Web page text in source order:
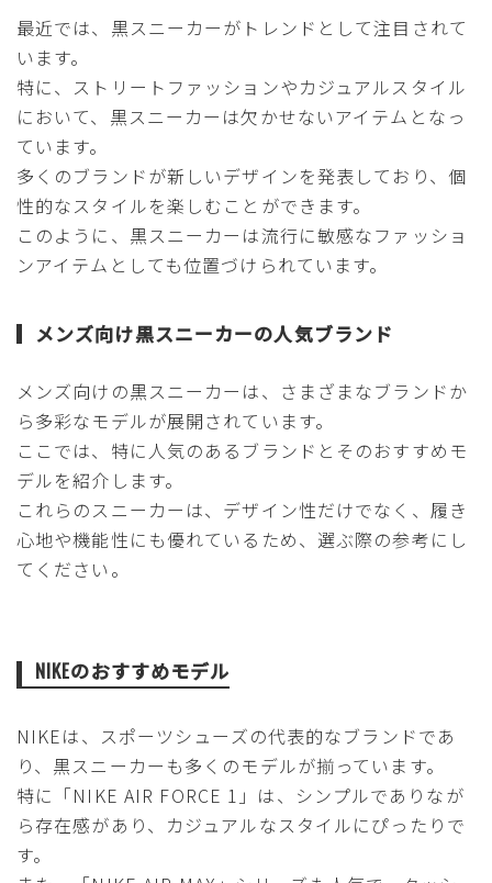
最近では、黒スニーカーがトレンドとして注目されて
います。
特に、ストリートファッションやカジュアルスタイル
において、黒スニーカーは欠かせないアイテムとなっ
ています。
多くのブランドが新しいデザインを発表しており、個
性的なスタイルを楽しむことができます。
このように、黒スニーカーは流行に敏感なファッショ
ンアイテムとしても位置づけられています。
メンズ向け黒スニーカーの人気ブランド
メンズ向けの黒スニーカーは、さまざまなブランドか
ら多彩なモデルが展開されています。
ここでは、特に人気のあるブランドとそのおすすめモ
デルを紹介します。
これらのスニーカーは、デザイン性だけでなく、履き
心地や機能性にも優れているため、選ぶ際の参考にし
てください。
NIKEのおすすめモデル
NIKEは、スポーツシューズの代表的なブランドであ
り、黒スニーカーも多くのモデルが揃っています。
特に「NIKE AIR FORCE 1」は、シンプルでありなが
ら存在感があり、カジュアルなスタイルにぴったりで
す。